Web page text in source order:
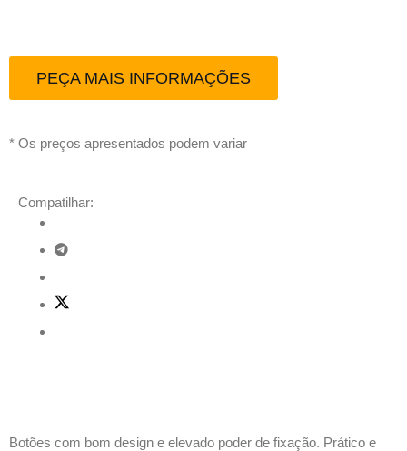
PEÇA MAIS INFORMAÇÕES
* Os preços apresentados podem variar
Compatilhar:
Botões com bom design e elevado poder de fixação. Prático e